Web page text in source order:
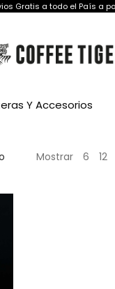
Gratis a todo el País a
Y Accesorios
Mostrar 6 12